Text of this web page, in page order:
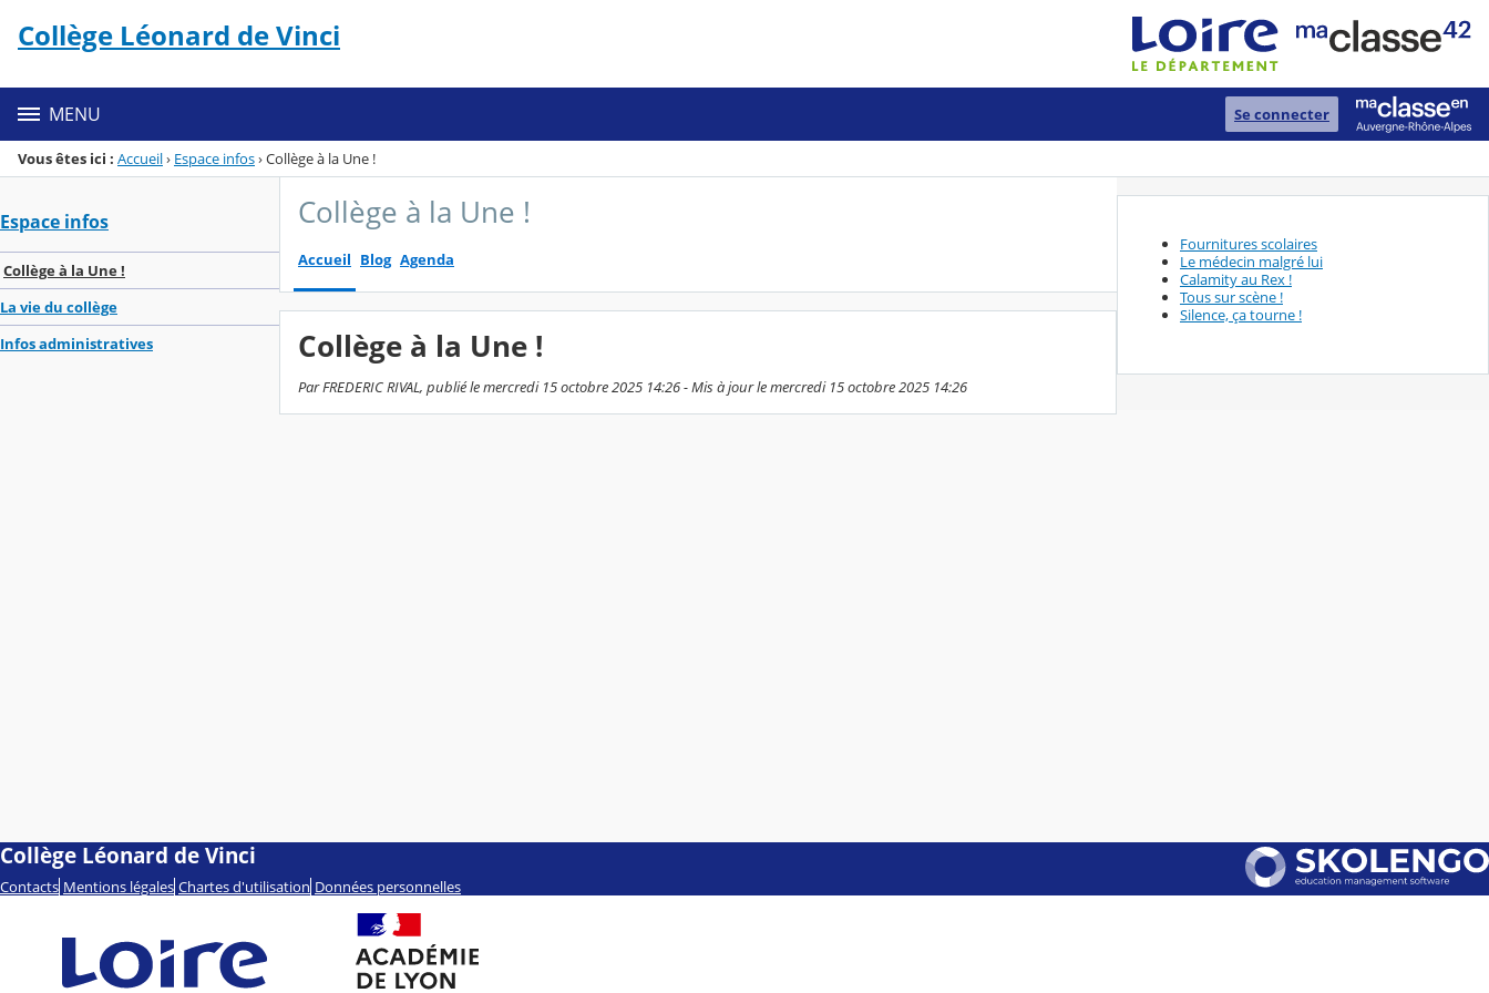
Menu de la rubrique
Contenu
Collège Léonard de Vinci
MENU Se connecter
Vous êtes ici : Accueil› Espace infos›Collège à la Une !
Espace infos
Collège à la Une !
La vie du collège
Infos administratives
Collège à la Une !
Accueil Blog Agenda
Collège à la Une !
Par FREDERIC RIVAL, publié le mercredi 15 octobre 2025 14:26 - Mis à jour le mercredi 15 octobre 2025 14:26
Fournitures scolaires
Le médecin malgré lui
Calamity au Rex !
Tous sur scène !
Silence, ça tourne !
Collège Léonard de Vinci
Contacts Mentions légales Chartes d'utilisation Données personnelles